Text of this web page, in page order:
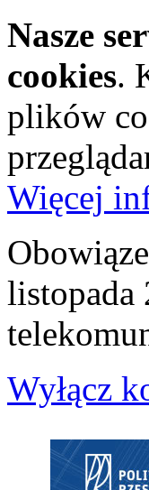
Nasze
cookies.
plików
Więcej
listopada
Wyłącz